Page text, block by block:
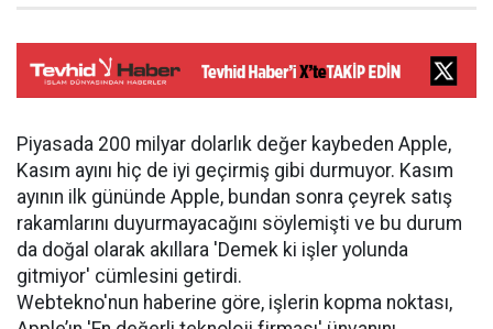
Piyasada 200 milyar dolarlık değer kaybeden Apple,
Kasım ayını hiç de iyi geçirmiş gibi durmuyor. Kasım
ayının ilk gününde Apple, bundan sonra çeyrek satış
rakamlarını duyurmayacağını söylemişti ve bu durum
da doğal olarak akıllara 'Demek ki işler yolunda
gitmiyor' cümlesini getirdi.
Webtekno'nun haberine göre, işlerin kopma noktası,